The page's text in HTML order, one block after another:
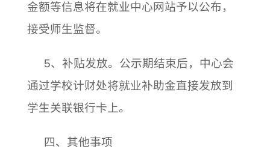
金额等信息将在就业中心网站予以公布，
接受师生监督。
5、补贴发放。公示期结束后，中心会
通过学校计财处将就业补助金直接发放到
学生关联银行卡上。
四、其他事项